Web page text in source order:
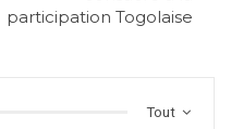
participation Togolaise
Tout